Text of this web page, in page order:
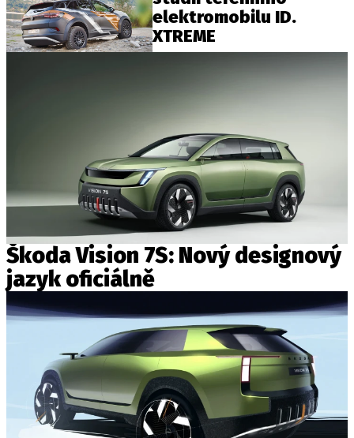
elektromobilu ID.
XTREME
Škoda Vision 7S: Nový designový
jazyk oficiálně